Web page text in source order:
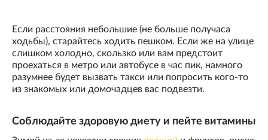
Если расстояния небольшие (не больше получаса
ходьбы), старайтесь ходить пешком. Если же на улице
слишком холодно, скользко или вам предстоит
проехаться в метро или автобусе в час пик, намного
разумнее будет вызвать такси или попросить кого-то
из знакомых или домочадцев вас подвезти.
Соблюдайте здоровую диету и пейте витамины